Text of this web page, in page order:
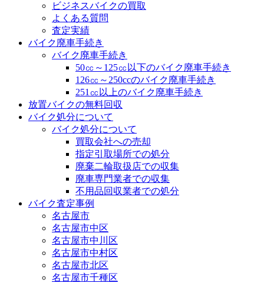
ビジネスバイクの買取
よくある質問
査定実績
バイク廃車手続き
バイク廃車手続き
50㏄～125㏄以下のバイク廃車手続き
126㏄～250ccのバイク廃車手続き
251㏄以上のバイク廃車手続き
放置バイクの無料回収
バイク処分について
バイク処分について
買取会社への売却
指定引取場所での処分
廃棄二輪取扱店での収集
廃車専門業者での収集
不用品回収業者での処分
バイク査定事例
名古屋市
名古屋市中区
名古屋市中川区
名古屋市中村区
名古屋市北区
名古屋市千種区